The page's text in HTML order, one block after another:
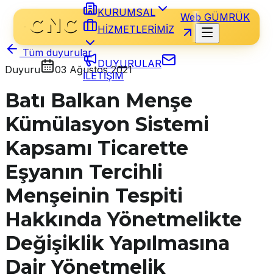
KURUMSAL
HİZMETLERİMİZ
DUYURULAR
İLETİŞİM
Web GÜMRÜK
Tüm duyurular
Duyuru
03 Ağustos 2021
Batı Balkan Menşe
Kümülasyon Sistemi
Kapsamı Ticarette
Eşyanın Tercihli
Menşeinin Tespiti
Hakkında Yönetmelikte
Değişiklik Yapılmasına
Dair Yönetmelik